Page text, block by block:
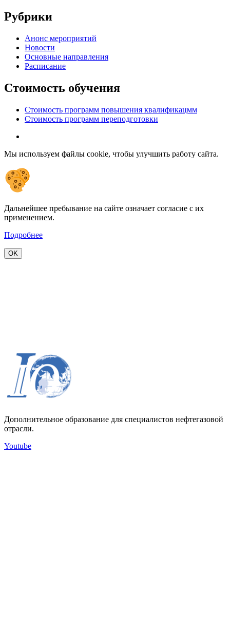
Рубрики
Анонс мероприятий
Новости
Основные направления
Расписание
Стоимость обучения
Стоимость программ повышения квалификацмм
Стоимость программ переподготовки
Мы используем файлы cookie, чтобы улучшить работу сайта.
Дальнейшее пребывание на сайте означает согласие с их
применением.
Подробнее
OK
Дополнительное образование для специалистов нефтегазовой
отрасли.
Youtube